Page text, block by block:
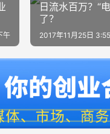
午
日流水百万？“
了？
2017年11月25日